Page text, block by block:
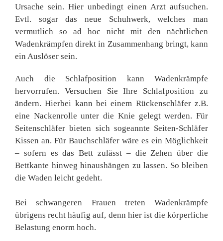
Ursache sein. Hier unbedingt einen Arzt aufsuchen.
Evtl. sogar das neue Schuhwerk, welches man
vermutlich so ad hoc nicht mit den nächtlichen
Wadenkrämpfen direkt in Zusammenhang bringt, kann
ein Auslöser sein.
Auch die Schlafposition kann Wadenkrämpfe
hervorrufen. Versuchen Sie Ihre Schlafposition zu
ändern. Hierbei kann bei einem Rückenschläfer z.B.
eine Nackenrolle unter die Knie gelegt werden. Für
Seitenschläfer bieten sich sogeannte Seiten-Schläfer
Kissen an. Für Bauchschläfer wäre es ein Möglichkeit
– sofern es das Bett zulässt – die Zehen über die
Bettkante hinweg hinaushängen zu lassen. So bleiben
die Waden leicht gedeht.
Bei schwangeren Frauen treten Wadenkrämpfe
übrigens recht häufig auf, denn hier ist die körperliche
Belastung enorm hoch.